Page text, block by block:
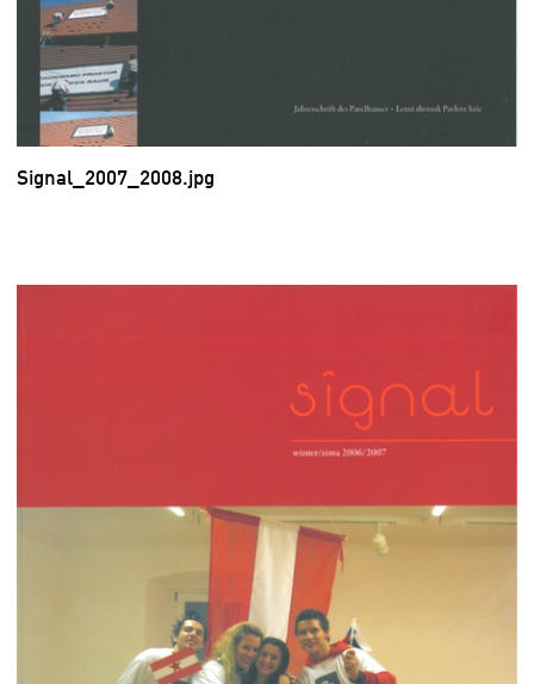
Signal_2007_2008.jpg